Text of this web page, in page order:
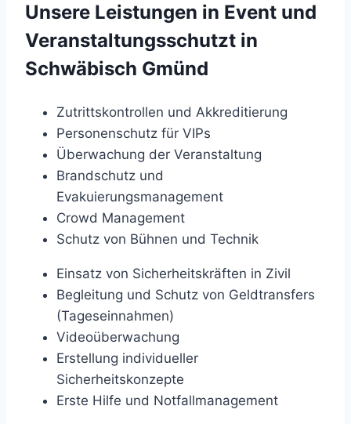
Unsere Leistungen in Event und
Veranstaltungsschutzt in
Schwäbisch Gmünd
Zutrittskontrollen und Akkreditierung
Personenschutz für VIPs
Überwachung der Veranstaltung
Brandschutz und
Evakuierungsmanagement
Crowd Management
Schutz von Bühnen und Technik
Einsatz von Sicherheitskräften in Zivil
Begleitung und Schutz von Geldtransfers
(Tageseinnahmen)
Videoüberwachung
Erstellung individueller
Sicherheitskonzepte
Erste Hilfe und Notfallmanagement